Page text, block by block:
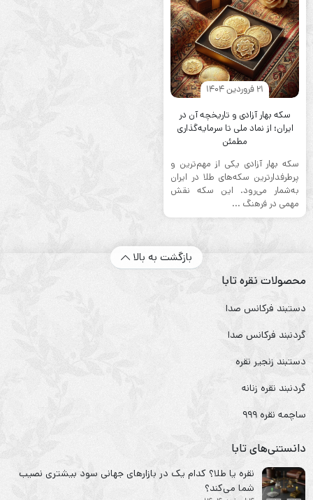
21 فروردین 1404
سکه بهار آزادی و تاریخچه آن در
ایران؛ از نماد ملی تا سرمایه‌گذاری
مطمئن
سکه بهار آزادی یکی از مهم‌ترین و
پرطرفدارترین سکه‌های طلا در ایران
به‌شمار می‌رود. این سکه نقش
مهمی در فرهنگ ...
بازگشت به بالا
محصولات نقره تابا
دستبند فرکانس صدا
گردنبند فرکانس صدا
دستبند زنجیر نقره
گردنبند نقره زنانه
ساچمه نقره ۹۹۹
دانستنی‌های تابا
نقره یا طلا؟ کدام یک در بازارهای جهانی سود بیشتری نصیب
شما می‌کند؟